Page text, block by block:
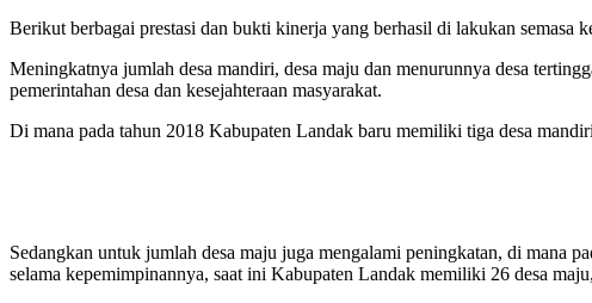
Berikut berbagai prestasi dan bukti kinerja yang berhasil di lakukan
Meningkatnya jumlah desa mandiri, desa maju dan menurunnya desa
pemerintahan desa dan kesejahteraan masyarakat.
Di mana pada tahun 2018 Kabupaten Landak baru memiliki tiga desa
Sedangkan untuk jumlah desa maju juga mengalami peningkatan, di mana
selama kepemimpinannya, saat ini Kabupaten Landak memiliki 26 desa